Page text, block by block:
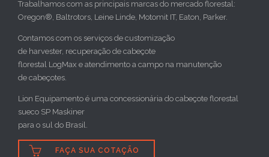
Trabalhamos com as principais marcas do mercado florestal:
Oregon®, Baltrotors, Leine Linde, Motomit IT, Eaton, Parker.
Contamos com os serviços de customização
de harvester, recuperação de cabeçote
florestal LogMax e atendimento a campo na manutenção
de cabeçotes.
Lion Equipamento é uma concessionária do cabeçote florestal
sueco SP Maskiner
para o sul do Brasil.
 FAÇA SUA COTAÇÃO